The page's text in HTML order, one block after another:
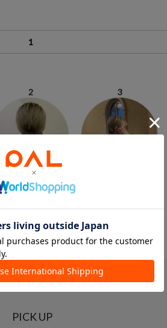
1
2
おがわよしの 150cm
Lattice
3
PICK UP